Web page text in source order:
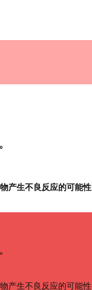
产生不良反应的可能性
产生不良反应的可能性